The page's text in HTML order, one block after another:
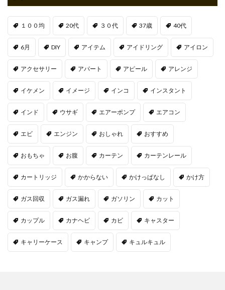
１００均 20代 ３０代 37歳 40代
6月 DIY アイテム アイドリング アイロン
アクセサリー アパート アピール アレンジ
イケメン イメージ インコ インスタント
インド ウサギ エアーポンプ エアコン
エビ エンジン おしゃれ おすすめ
おもちゃ お腹 カーテン カーテンレール
カートリッジ かからない かけっぱなし かけ方
ガス回収 ガス漏れ ガソリン カット
カップル カナヘビ カビ キャスター
キャリーケース キャンプ キュルキュル